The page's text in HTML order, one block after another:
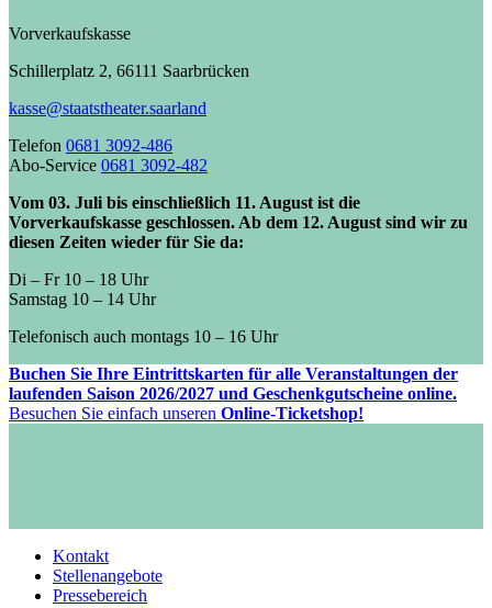
Vorverkaufskasse
Schillerplatz 2, 66111 Saarbrücken
kasse@staatstheater.saarland
Telefon 0681 3092-486
Abo-Service 0681 3092-482
Vom 03. Juli bis einschließlich 11. August ist die
Vorverkaufskasse geschlossen. Ab dem 12. August sind wir zu
diesen Zeiten wieder für Sie da:
Di – Fr 10 – 18 Uhr
Samstag 10 – 14 Uhr
Telefonisch auch montags 10 – 16 Uhr
Buchen Sie Ihre Eintrittskarten für alle Veranstaltungen der
laufenden Saison 2026/2027 und Geschenkgutscheine online.
Besuchen Sie einfach unseren Online-Ticketshop!
Kontakt
Stellenangebote
Pressebereich